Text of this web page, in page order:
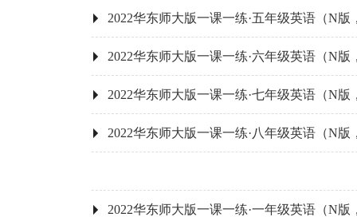
2022华东师大版一课一练·五年级英语（N版
2022华东师大版一课一练·六年级英语（N版
2022华东师大版一课一练·七年级英语（N版
2022华东师大版一课一练·八年级英语（N版
2022华东师大版一课一练·一年级英语（N版